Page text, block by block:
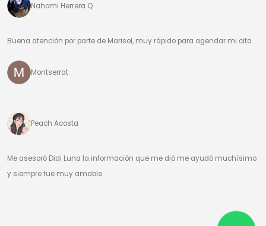
Nahomi Herrera Q
Buena atención por parte de Marisol, muy rápido para agendar mi cita
Montserrat
Peach Acosta
Me asesoró Didi Luna la información que me dió me ayudó muchísimo
y siempre fue muy amable